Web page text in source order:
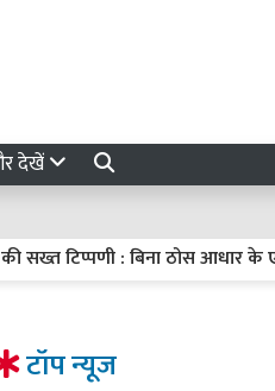
देखें
सख्त टिप्पणी : बिना ठोस आधार के
टॉप न्यूज